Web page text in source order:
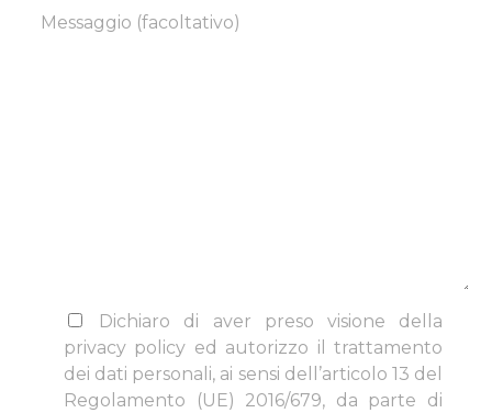
Messaggio (facoltativo)
Dichiaro di aver preso visione della
privacy policy ed autorizzo il trattamento
dei dati personali, ai sensi dell’articolo 13 del
Regolamento (UE) 2016/679, da parte di